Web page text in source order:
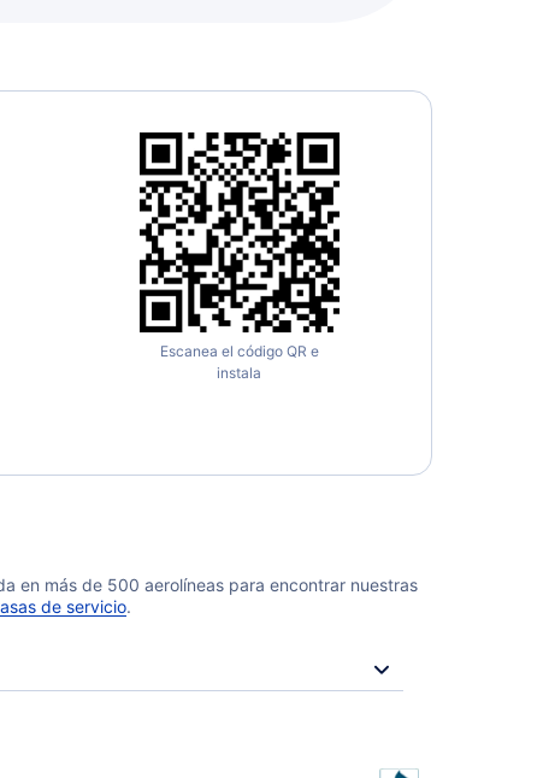
Escanea el código QR e
instala
en más de 500 aerolíneas para encontrar nuestras
de servicio.